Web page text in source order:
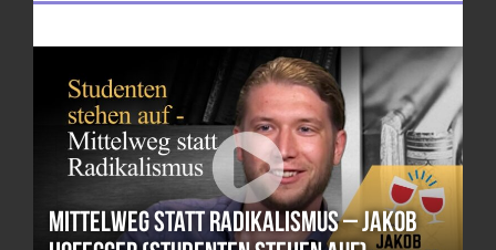
Mittelweg statt Radikalismus – Jakob